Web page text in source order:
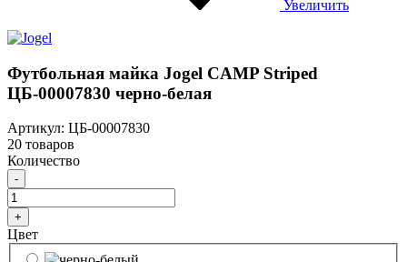
Увеличить
Футбольная майка Jogel CAMP Striped
ЦБ-00007830 черно-белая
Артикул: ЦБ-00007830
20 товаров
Количество
-
+
Цвет